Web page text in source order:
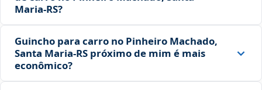
Maria‑RS?
Guincho para carro no Pinheiro Machado,
Santa Maria‑RS próximo de mim é mais
econômico?